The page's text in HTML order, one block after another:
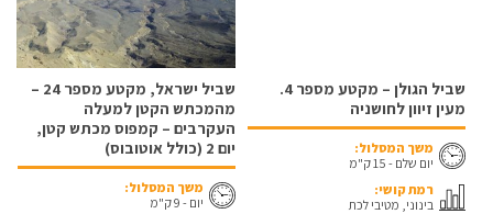
שביל הגולן – מקטע מספר 4.
מעין זיוון לחושניה
משך המסלול:
יום שלם - 15 ק"מ
רמת קושי:
בינוני, מטיבי לכת
שביל ישראל, מקטע מספר 24 –
מהמכתש הקטן למעלה
העקרבים – קמפוס מכתש קטן,
יום 2 (כולל אוטובוס)
משך המסלול:
יום - 9 ק"מ